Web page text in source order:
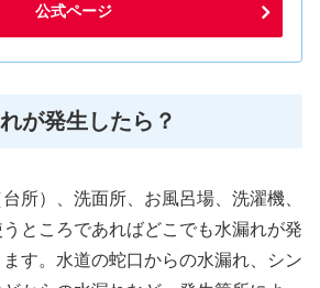
公式ページ
が発生したら？
所）、洗面所、お風呂場、洗濯機、
ところであればどこでも水漏れが発
す。水道の蛇口からの水漏れ、シン